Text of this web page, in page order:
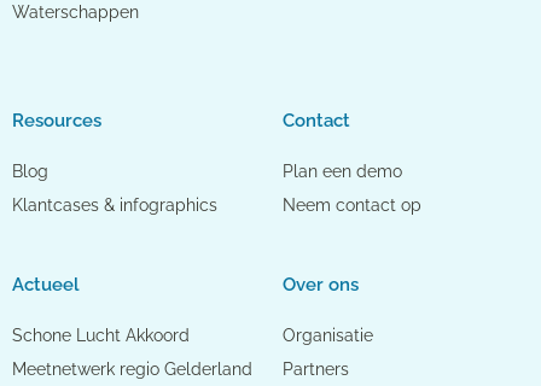
Waterschappen
Resources
Blog
Klantcases & infographics
Actueel
Schone Lucht Akkoord
Meetnetwerk regio Gelderland
Contact
Plan een demo
Neem contact op
Over ons
Organisatie
Partners